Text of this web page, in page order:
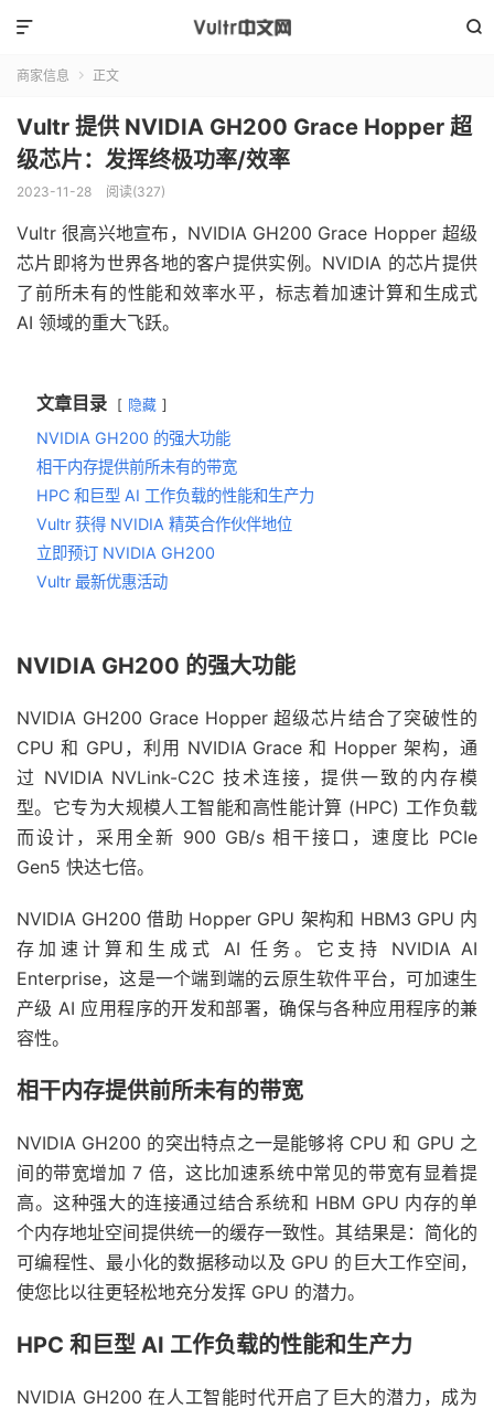


商家信息  正文
Vultr 提供 NVIDIA GH200 Grace Hopper 超
级芯片：发挥终极功率/效率
2023-11-28 阅读(327)
Vultr 很高兴地宣布，NVIDIA GH200 Grace Hopper 超级
芯片即将为世界各地的客户提供实例。NVIDIA 的芯片提供
了前所未有的性能和效率水平，标志着加速计算和生成式
AI 领域的重大飞跃。
文章目录 隐藏
NVIDIA GH200 的强大功能
相干内存提供前所未有的带宽
HPC 和巨型 AI 工作负载的性能和生产力
Vultr 获得 NVIDIA 精英合作伙伴地位
立即预订 NVIDIA GH200
Vultr 最新优惠活动
NVIDIA GH200 的强大功能
NVIDIA GH200 Grace Hopper 超级芯片结合了突破性的
CPU 和 GPU，利用 NVIDIA Grace 和 Hopper 架构，通
过 NVIDIA NVLink-C2C 技术连接，提供一致的内存模
型。它专为大规模人工智能和高性能计算 (HPC) 工作负载
而设计，采用全新 900 GB/s 相干接口，速度比 PCIe
Gen5 快达七倍。
NVIDIA GH200 借助 Hopper GPU 架构和 HBM3 GPU 内
存加速计算和生成式 AI 任务。它支持 NVIDIA AI
Enterprise，这是一个端到端的云原生软件平台，可加速生
产级 AI 应用程序的开发和部署，确保与各种应用程序的兼
容性。
相干内存提供前所未有的带宽
NVIDIA GH200 的突出特点之一是能够将 CPU 和 GPU 之
间的带宽增加 7 倍，这比加速系统中常见的带宽有显着提
高。这种强大的连接通过结合系统和 HBM GPU 内存的单
个内存地址空间提供统一的缓存一致性。其结果是：简化的
可编程性、最小化的数据移动以及 GPU 的巨大工作空间，
使您比以往更轻松地充分发挥 GPU 的潜力。
HPC 和巨型 AI 工作负载的性能和生产力
NVIDIA GH200 在人工智能时代开启了巨大的潜力，成为